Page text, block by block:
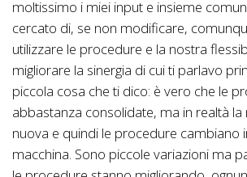
moltissimo i miei input e insieme
cercato di, se non modificare,
utilizzare le procedure e la nostra
migliorare la sinergia di cui ti parlavo
piccola cosa che ti dico: è vero che le
abbastanza consolidate, ma in realtà la
nuova e quindi le procedure cambiano
macchina. Sono piccole variazioni ma